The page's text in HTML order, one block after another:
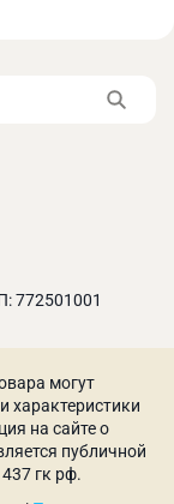
772501001
могут
характеристики
на сайте о
публичной
гк рф.